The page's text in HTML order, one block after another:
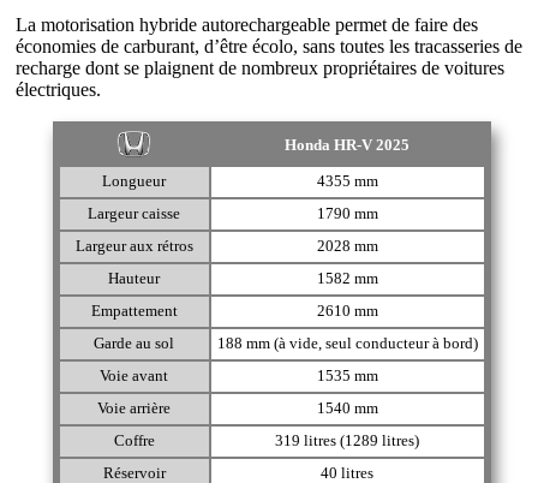
La motorisation hybride autorechargeable permet de faire des
économies de carburant, d’être écolo, sans toutes les tracasseries de
recharge dont se plaignent de nombreux propriétaires de voitures
électriques.
Honda HR-V 2025
Longueur
4355 mm
Largeur caisse
1790 mm
Largeur aux rétros
2028 mm
Hauteur
1582 mm
Empattement
2610 mm
Garde au sol
188 mm (à vide, seul conducteur à bord)
Voie avant
1535 mm
Voie arrière
1540 mm
Coffre
319 litres (1289 litres)
Réservoir
40 litres